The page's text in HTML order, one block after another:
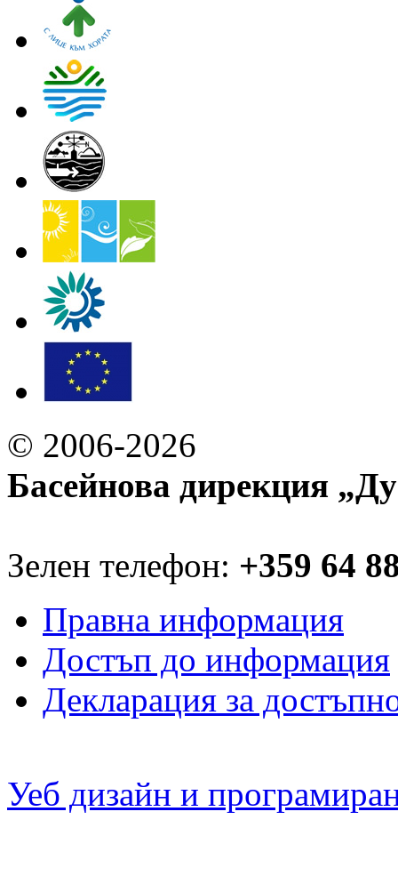
© 2006-2026
Басейнова дирекция
Зелен телефон: +359 64
Правна информация
Достъп до информация
Декларация за
Уеб дизайн и